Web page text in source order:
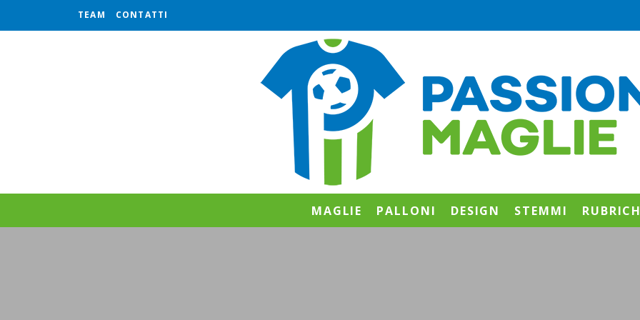
TEAM CONTATTI
MAGLIE PALLONI DESIGN STEMMI